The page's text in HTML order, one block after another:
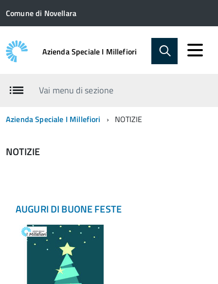
Comune di Novellara
Azienda Speciale I Millefiori
Vai menu di sezione
Azienda Speciale I Millefiori NOTIZIE
NOTIZIE
AUGURI DI BUONE FESTE